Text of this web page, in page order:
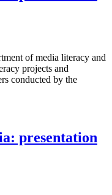
of media literacy and
projects and
conducted by the
presentation